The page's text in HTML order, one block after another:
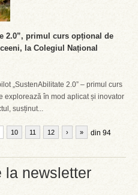
la newsletter
2.0”, primul curs opțional de
la Colegiul Național
„SustenAbilitate 2.0” – primul curs
explorează în mod aplicat și inovator
susținut...
10 11 12 din 94
› »